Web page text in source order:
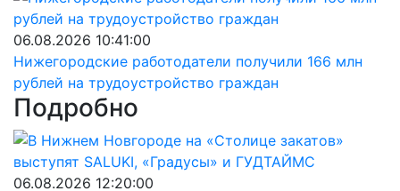
06.08.2026 10:41:00
Нижегородские работодатели получили 166 млн
рублей на трудоустройство граждан
Подробно
06.08.2026 12:20:00